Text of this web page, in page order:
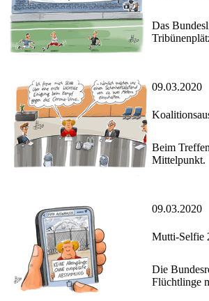
Das
09.03.2020
Beim
Mittelpunkt.
09.03.2020
Mutti-Selfie
Die
Flüchtlinge